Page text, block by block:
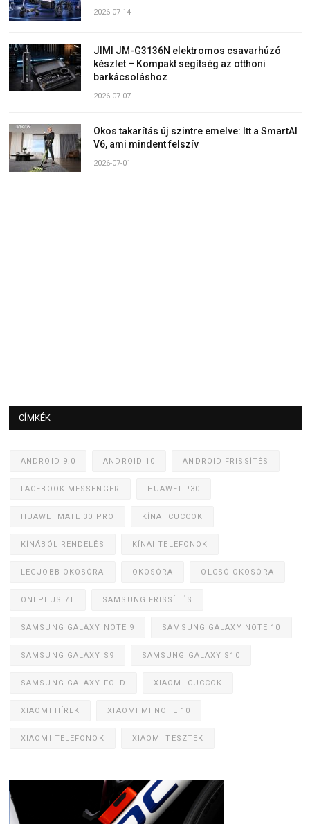
2026-07-14
JIMI JM-G3136N elektromos csavarhúzó
készlet – Kompakt segítség az otthoni
barkácsoláshoz
2026-07-07
Okos takarítás új szintre emelve: Itt a SmartAI
V6, ami mindent felszív
2026-07-01
CÍMKÉK
ANDROID 9.0 ANDROID 10 ANDROID FRISSÍTÉS
FACEBOOK MESSENGER HUAWEI P30
HUAWEI MATE 30 PRO KÍNAI CUCCOK
KÍNÁBÓL RENDELÉS KÍNAI TELEFONOK
LEGJOBB OKOSÓRA OKOSÓRA OLCSÓ OKOSÓRA
ONEPLUS 7T SAMSUNG FRISSÍTÉS
SAMSUNG GALAXY NOTE 9 SAMSUNG GALAXY NOTE 10
SAMSUNG GALAXY S9 SAMSUNG GALAXY S10
SAMSUNG GALAXY FOLD XIAOMI CUCCOK
XIAOMI HÍREK XIAOMI MI NOTE 10
XIAOMI TELEFONOK XIAOMI TESZTEK